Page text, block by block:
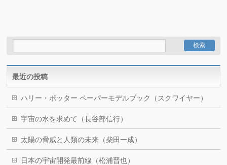
最近の投稿
ハリー・ポッター ペーパーモデルブック（スクワイヤー）
宇宙の水を求めて（長谷部信行）
太陽の脅威と人類の未来（柴田一成）
日本の宇宙開発最前線（松浦晋也）